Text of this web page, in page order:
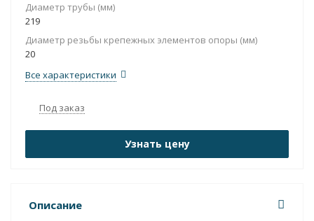
Диаметр трубы (мм)
219
Диаметр резьбы крепежных элементов опоры (мм)
20
Все характеристики
Под заказ
Узнать цену
Описание